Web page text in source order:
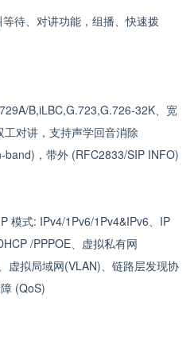
待、对讲功能，组播、快速拨
B,iLBC,G.723,G.726-32K、宽
对讲，支持声学回音消除
band)，带外 (RFC2833/SIP INFO)
模式: IPv4/1Pv6/1Pv4&IPv6、IP
/PPPOE、虚拟私有网
虚拟局域网(VLAN)、链路层发现协
(QoS)